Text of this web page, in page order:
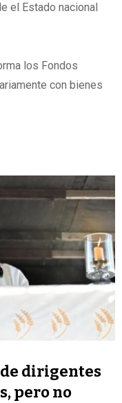
el Estado nacional
los Fondos
con bienes
de dirigentes
pero no